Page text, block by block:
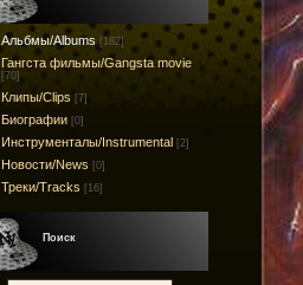
Альбмы/Albums [182]
Гангста фильмы/Gangsta movie
[70]
Клипы/Clips [7]
Биографии [0]
Инструменталы/Instrumental [2]
Новости/News [0]
Треки/Tracks [16]
Поиск